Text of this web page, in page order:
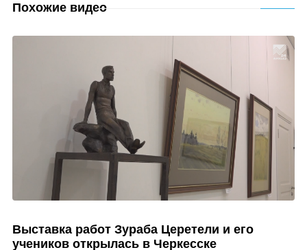
Похожие видео
Выставка работ Зураба Церетели и его
учеников открылась в Черкесске